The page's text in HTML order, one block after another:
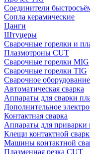
Соединители
Сопла керамические
Цанги
Штуцеры
Сварочные горелки и
Плазмотроны CUT
Сварочные горелки MIG
Сварочные горелки TIG
Сварочное оборудование
Автоматическая сварка
Аппараты для сварки
Дополнительное
Контактная сварка
Аппараты для
Клещи контактной
Машины контактной
Плазменная резка CUT